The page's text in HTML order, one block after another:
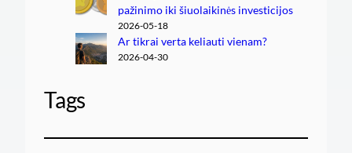
pažinimo iki šiuolaikinės investicijos
2026-05-18
Ar tikrai verta keliauti vienam?
2026-04-30
Tags